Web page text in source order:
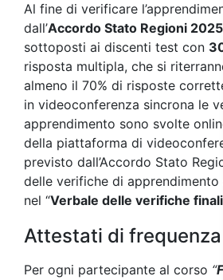
Al fine di verificare
dall’Accordo Stato Regioni 2025
sottoposti ai discenti test con
risposta multipla, che si
almeno il 70% di risposte
in videoconferenza sincrona le
apprendimento sono svolte
della piattaforma di
previsto dall’Accordo Stato
delle verifiche di apprendimento
nel “Verbale delle verifiche finali
Attestati di frequenza
Per ogni partecipante al corso “